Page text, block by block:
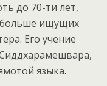
до 70-ти лет,
больше ищущих
Его учение
языка.